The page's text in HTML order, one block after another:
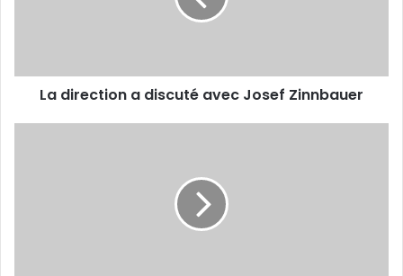
La direction a discuté avec Josef Zinnbauer